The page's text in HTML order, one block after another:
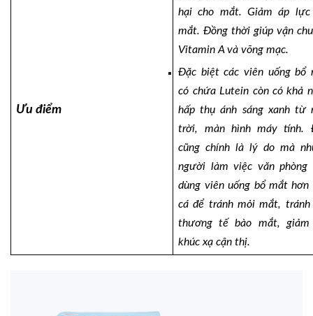
Ưu điểm
hại cho mắt. Giảm áp lực
mắt. Đồng thời giúp vận
Vitamin A và võng mạc.
Đặc biệt các viên uống bổ
có chứa Lutein còn có khả
hấp thụ ánh sáng xanh từ
trời, màn hình máy tính.
cũng chính là lý do mà
người làm việc văn phòng
dùng viên uống bổ mắt hơn
cá để tránh mỏi mắt, tránh
thương tế bào mắt,
khúc xạ cận thị.